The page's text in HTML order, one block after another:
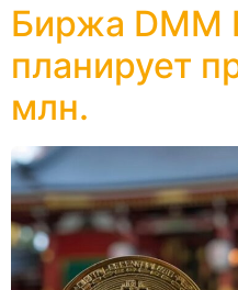
Биржа DMM
планирует
млн.